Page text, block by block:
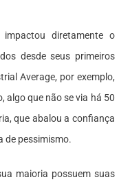
diretamente o
desde seus primeiros
Average, por exemplo,
algo que não se via há 50
que abalou a confiança
de pessimismo.
maioria possuem suas